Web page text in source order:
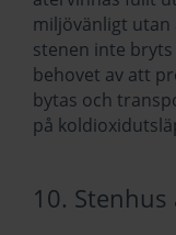
miljövänligt utan
stenen inte
behovet av att
bytas och
på
10.